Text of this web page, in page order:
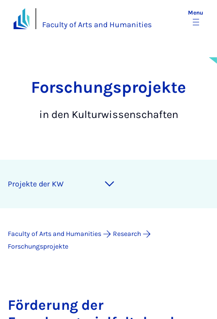
Faculty of Arts and Humanities
Menu
For­schung­s­­pro­jek­te
in den Kulturwissenschaften
Projekte der KW
Faculty of Arts and Humanities
Research
For­schungs­pro­jek­te
Förderung der